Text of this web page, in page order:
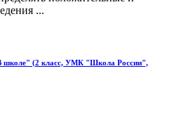
...
школе" (2 класс, УМК "Школа России",